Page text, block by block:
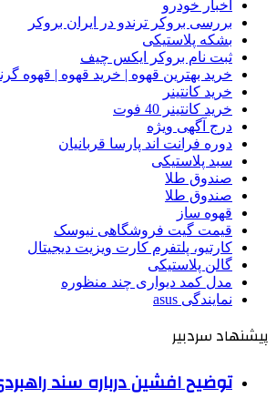
اخبار خودرو
بررسی بروکر ترندو در ایران بروکر
بشکه پلاستیکی
ثبت نام بروکر ایکس چیف
خرید بهترین قهوه | خرید قهوه | قهوه
خرید کانتینر
خرید کانتینر 40 فوت
درج آگهی ویژه
دوره فرانت اند پارسا قربانیان
سبد پلاستیکی
صندوق طلا
صندوق طلا
قهوه ساز
قیمت گیت فروشگاهی نیوسک
کارتیو، پلتفرم کارت ویزیت دیجیتال
گالن پلاستیکی
مدل کمد دیواری چند منظوره
نمایندگی asus
پیشنهاد سردبیر
توضیح افشین درباره سند